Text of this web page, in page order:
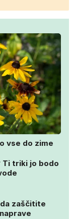
vse do zime
Ti triki jo bodo
zaščitite